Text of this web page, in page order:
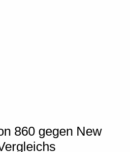
860 gegen New